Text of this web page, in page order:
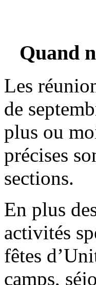
Quand
Les
de
plus ou
précises
sections.
En plus
activités
fêtes
camps,